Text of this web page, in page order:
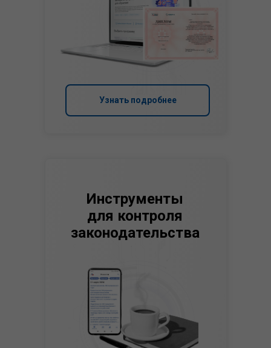
Инструменты
для контроля
законодательства
Узнать подробнее